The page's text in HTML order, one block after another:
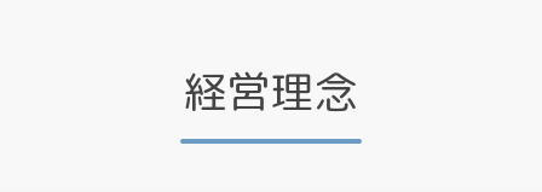
経営理念